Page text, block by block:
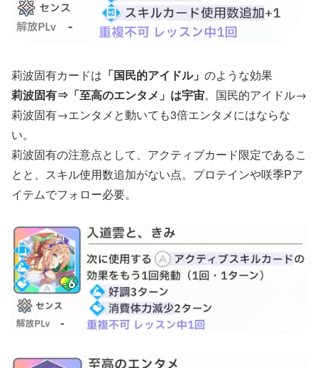
莉波固有カードは 「国民的アイドル」 のような効果
莉波固有⇒「至高のエンタメ」は宇宙。国民的アイドル→
莉波固有→エンタメと動いても3倍エンタメにはならな
い。
莉波固有の注意点として、アクティブカード限定であるこ
とと、スキル使用数追加がない点。プロテインや咲季Pア
イテムでフォロー必要。